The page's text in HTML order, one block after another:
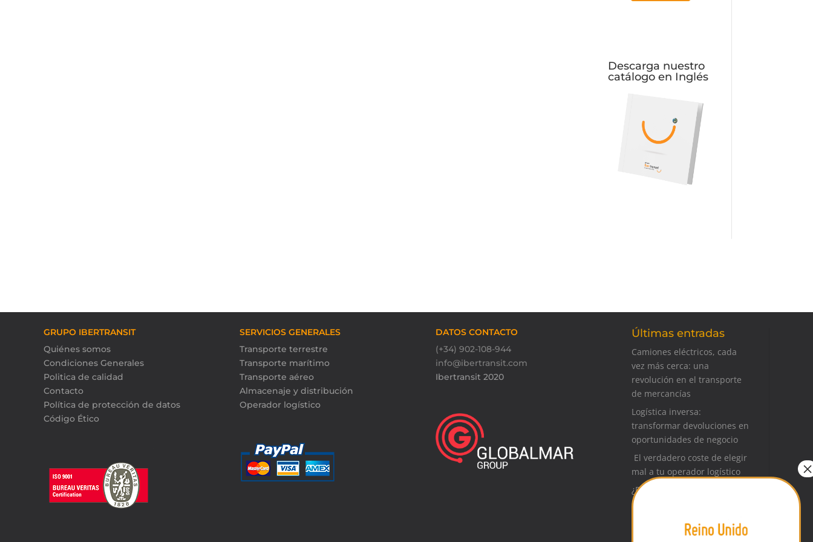
Descarga nuestro
catálogo en Inglés
GRUPO IBERTRANSIT
Quiénes somos
Condiciones Generales
Politica de calidad
Contacto
Política de protección de datos
Código Ético
SERVICIOS GENERALES
Transporte terrestre
Transporte marítimo
Transporte aéreo
Almacenaje y distribución
Operador logístico
DATOS CONTACTO
(+34) 902-108-944
info@ibertransit.com
Ibertransit 2020
Últimas entradas
Camiones eléctricos, cada
vez más cerca: una
revolución en el transporte
de mercancías
Logística inversa:
transformar devoluciones en
oportunidades de negocio
El verdadero coste de elegir
mal a tu operador logístico
¿Preparando una auditoría?
Qué documentación puedes
Logística para ferias y